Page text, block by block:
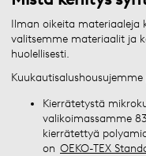
Ilman oikeita materiaaleja
valitsemme materiaalit ja
huolellisesti.
Kierrätetystä
valikoimassamme
kierrätettyä
on OEKO-TEX